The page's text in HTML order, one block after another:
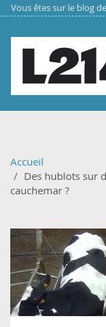
Aller au contenu
Vous êtes sur le blog
Accueil
Des hublots sur
cauchemar ?